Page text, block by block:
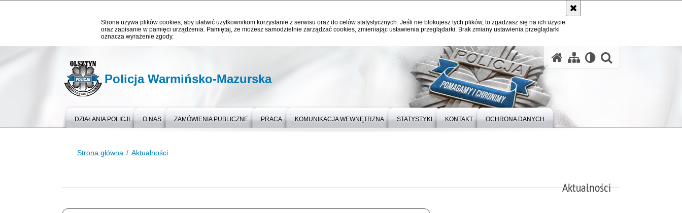
Strona używa plików cookies, aby ułatwić użytkownikom korzystanie z serwisu oraz do celów statystycznych. Jeśli nie blokujesz tych plików, to zgadzasz się na ich użycie
oraz zapisanie w pamięci urządzenia. Pamiętaj, że możesz samodzielnie zarządzać cookies, zmieniając ustawienia przeglądarki. Brak zmiany ustawienia przeglądarki
oznacza wyrażenie zgody.
Policja Warmińsko-Mazurska
DZIAŁANIA POLICJI O NAS ZAMÓWIENIA PUBLICZNE PRACA KOMUNIKACJA WEWNĘTRZNA STATYSTYKI KONTAKT OCHRONA DANYCH
Strona główna Aktualności
Aktualności